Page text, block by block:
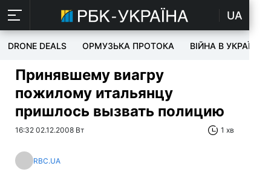
UA
DRONE DEALS ОРМУЗЬКА ПРОТОКА ВІЙНА В УКРАЇНІ
Принявшему виагру
пожилому итальянцу
пришлось вызвать полицию
16:32 02.12.2008 Вт 1 хв
RBC.UA